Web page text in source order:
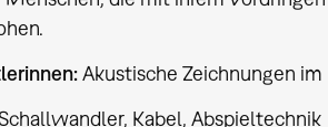
Akustische Zeichnungen im
Kabel, Abspieltechnik